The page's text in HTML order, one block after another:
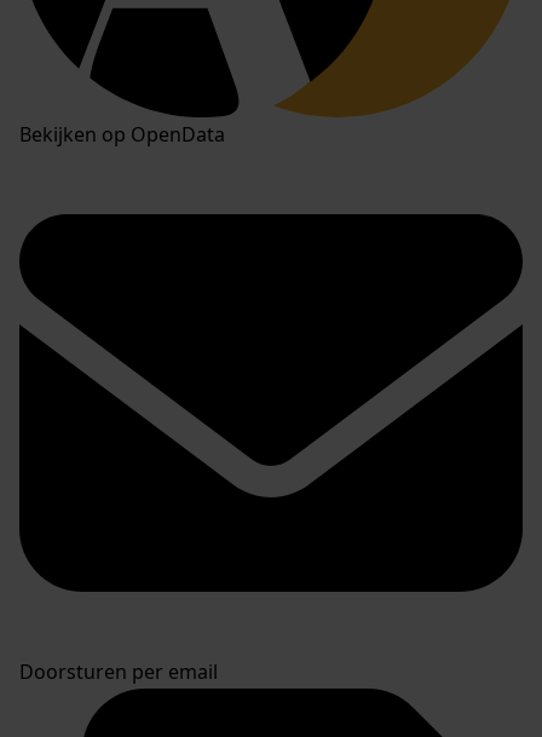
Bekijken op OpenData
Doorsturen per email